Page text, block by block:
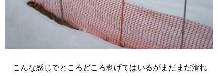
こんな感じでところどころ剥げてはいるがまだまだ滑れ